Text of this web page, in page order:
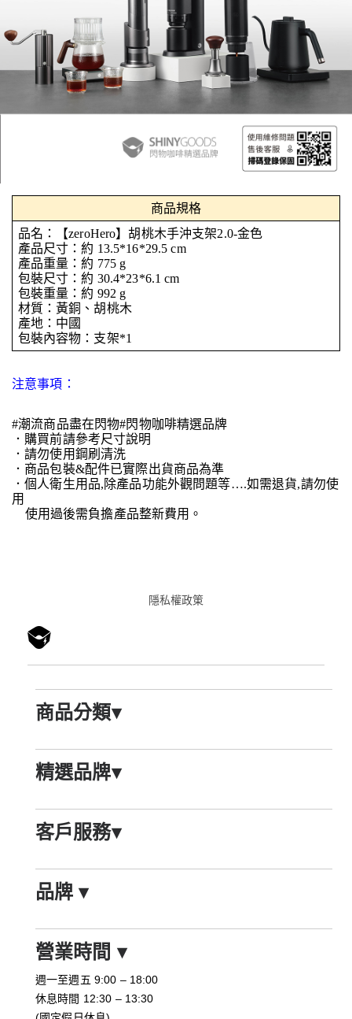
商品規格
品名：【zeroHero】胡桃木手沖支架2.0-金色
產品尺寸：約 13.5*16*29.5 cm
產品重量：約 775 g
包裝尺寸：約 30.4*23*6.1 cm
包裝重量：約 992 g
材質：黃銅、胡桃木
產地：中國
包裝內容物：支架*1
注意事項：
#潮流商品盡在閃物#閃物咖啡精選品牌
．購買前請參考尺寸說明
．請勿使用鋼刷清洗
．商品包裝&配件已實際出貨商品為準
．個人衛生用品,除產品功能外觀問題等….如需退貨,請勿使
用
使用過後需負擔產品整新費用。
隱私權政䇿
商品分類▾
精選品牌▾
客戶服務▾
品牌▾
營業時間 ▾
週一至週五 9:00 – 18:00
休息時間 12:30 – 13:30